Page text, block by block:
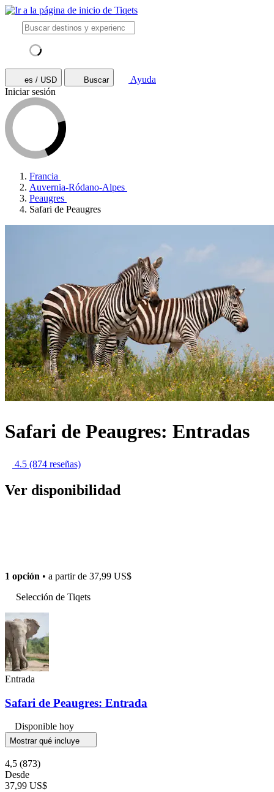
es / USD Buscar
Ayuda
Iniciar sesión
Francia
Auvernia-Ródano-Alpes
Peaugres
Safari de Peaugres
Safari de Peaugres: Entradas
4.5 (874 reseñas)
Ver disponibilidad
1 opción • a partir de 37,99 US$
Selección de Tiqets
Entrada
Safari de Peaugres: Entrada
Disponible hoy
Mostrar qué incluye
4,5 (873)
Desde
37,99 US$